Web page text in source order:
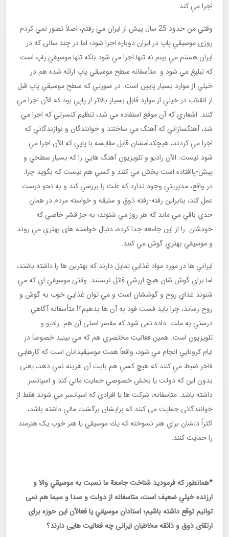
اجرا مي كند.
وقتي من حدود 25 سال پيش از ايران مي رفتم، اصلاً تصور نمي كردم
روزی موسيقي پاپ در ايران دوباره اجرا شود؛ اما در چند سالی كه در
ايران هستم مي بينم نه تنها اجرا مي شود بلكه تنها موسيقي پاپ است
كه تبليغ مي شود و متأسفانه سطح موسيقي پاپ ارائه شده هم در
خيلي از موارد بسیار پايين است. در صورتي كه سطح موسيقي پاپ قبل
از انقلاب در خيلي از موارد قابل بسیار بالاتر از پاپي بود كه الآن اجرا مي
كنند. اشعاري كه آن موقع استفاده مي شد، تنظيم کنسرتي كه اجرا مي
شد، آهنگسازاني كه آهنگ مي ساختند و خوانندگان و نوازندگاني كه
اجرا مي كردند، هيچكدامشان قابل مقايسه با پاپي كه الآن اجرا مي
شود نيست. الآن راديو و تلويزيون آهنگ هايي را كه بسیار سطحي و
پيش-پاافتاده است پخش مي كنند و كسي هم نيست كه بگويد چرا.
در واقع، مديريتي وجود ندارد كه علت را بررسي كند و به نحو درست
عمل كند، بنابراين رفته-رفته ذوق و سليقه و خواسته مردم در همان
حدي باقي مي ماند كه هر روز مي شنوند؛ به جز قشر خاصي که
خودشان را از اين جامعه جدا كرده، دنبال خواسته های بهتري مي روند
و موسيقي بهتري گوش مي كنند.
ايراني ها در مورد مواد غذايي تمایل دارند كه بهترين ها را داشته باشند،
اما براي گوش شان هيچ ارزشي قائل نيستند. وقتی موسيقي اي كه مي
شنوند غذاي روح و گوششان است و مي توان غذايي خوب به گوش و
روح رساند، چرا بايد فست فود به آن ها بدهيم؟! متأسفانه آگاهي
درستي به ملت داده نمی شود كه مقصر اصلی آن هم راديو و
تلويزيون است. همين فعاليت مختصري هم كه مي بينيد خصوصاً در
ايام كرونايي انجام مي شود، واقعاً همت موسيقيدانان است كه كارهايي
فاخر ضبط مي کنند كه هيچ كسي هم بابت آن هزينه نمي دهد، یعنی
بدون اين كه دولت يا بخش خصوصي حمايت مالي كند و اسپانسر
داشته باشد. متاسفانه، شركت ها يا افرادي كه اسپانسر مي شوند فقط از
خوانندگانی حمایت می کنند که برايشان برگشت مالي داشته باشد،
اكثراً دلشان براي هنر نسوخته كه يك موسيقي يا هنر خوب یک هنرمند
را حمايت كنند.
*همانطور كه فرموديد شناخت جامعة ما نسبت به موسيقي والا و
ارزنده خيلي ضعيف است، متاسفانه از دولت و صدا و سیما هم نمی
توانیم توقع داشته باشیم؛ استادان موسيقي يا فعالآن اين حوزه برای
ارتقای ذوق و ذائقه مخاطبان ایرانی چه فعالیت هایی دارند؟